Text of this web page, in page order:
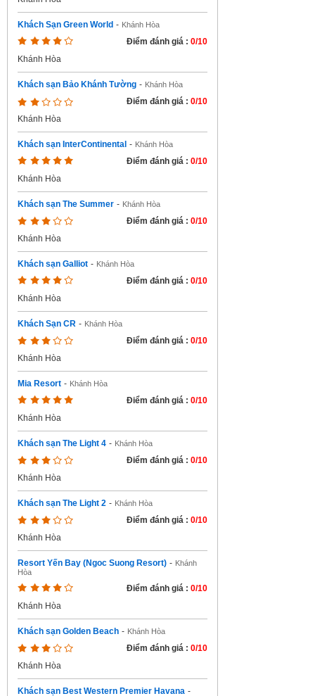
Khách Sạn Green World - Khánh Hòa
Điểm đánh giá : 0/10
Khánh Hòa
Khách sạn Bảo Khánh Tường - Khánh Hòa
Điểm đánh giá : 0/10
Khánh Hòa
Khách sạn InterContinental - Khánh Hòa
Điểm đánh giá : 0/10
Khánh Hòa
Khách sạn The Summer - Khánh Hòa
Điểm đánh giá : 0/10
Khánh Hòa
Khách sạn Galliot - Khánh Hòa
Điểm đánh giá : 0/10
Khánh Hòa
Khách Sạn CR - Khánh Hòa
Điểm đánh giá : 0/10
Khánh Hòa
Mia Resort - Khánh Hòa
Điểm đánh giá : 0/10
Khánh Hòa
Khách sạn The Light 4 - Khánh Hòa
Điểm đánh giá : 0/10
Khánh Hòa
Khách sạn The Light 2 - Khánh Hòa
Điểm đánh giá : 0/10
Khánh Hòa
Resort Yến Bay (Ngoc Suong Resort) - Khánh
Hòa
Điểm đánh giá : 0/10
Khánh Hòa
Khách sạn Golden Beach - Khánh Hòa
Điểm đánh giá : 0/10
Khánh Hòa
Khách sạn Best Western Premier Havana -